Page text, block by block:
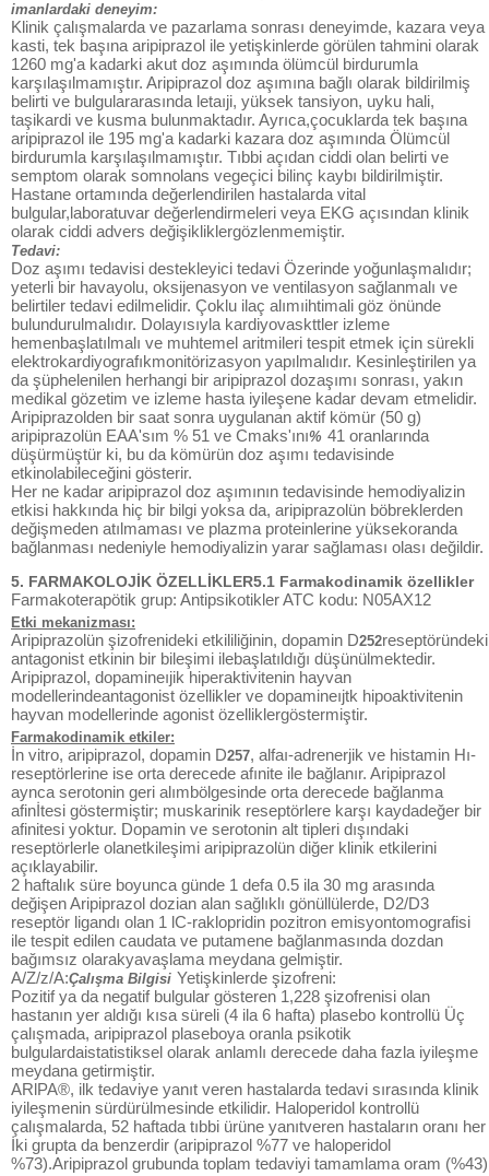
imanlardaki deneyim:
Klinik çalışmalarda ve pazarlama sonrası deneyimde, kazara veya
kasti, tek başına aripiprazol ile yetişkinlerde görülen tahmini olarak
1260 mg'a kadarki akut doz aşımında ölümcül birdurumla
karşılaşılmamıştır. Aripiprazol doz aşımına bağlı olarak bildirilmiş
belirti ve bulgulararasında letaıji, yüksek tansiyon, uyku hali,
taşikardi ve kusma bulunmaktadır. Ayrıca,çocuklarda tek başına
aripiprazol ile 195 mg'a kadarki kazara doz aşımında Ölümcül
birdurumla karşılaşılmamıştır. Tıbbi açıdan ciddi olan belirti ve
semptom olarak somnolans vegeçici bilinç kaybı bildirilmiştir.
Hastane ortamında değerlendirilen hastalarda vital
bulgular,laboratuvar değerlendirmeleri veya EKG açısından klinik
olarak ciddi advers değişikliklergözlenmemiştir.
Tedavi:
Doz aşımı tedavisi destekleyici tedavi Özerinde yoğunlaşmalıdır;
yeterli bir havayolu, oksijenasyon ve ventilasyon sağlanmalı ve
belirtiler tedavi edilmelidir. Çoklu ilaç alımıihtimali göz önünde
bulundurulmalıdır. Dolayısıyla kardiyovaskttler izleme
hemenbaşlatılmalı ve muhtemel aritmileri tespit etmek için sürekli
elektrokardiyografıkmonitörizasyon yapılmalıdır. Kesinleştirilen ya
da şüphelenilen herhangi bir aripiprazol dozaşımı sonrası, yakın
medikal gözetim ve izleme hasta iyileşene kadar devam etmelidir.
Aripiprazolden bir saat sonra uygulanan aktif kömür (50 g)
aripiprazolün EAA'sım % 51 ve Cmaks'ını% 41 oranlarında
düşürmüştür ki, bu da kömürün doz aşımı tedavisinde
etkinolabileceğini gösterir.
Her ne kadar aripiprazol doz aşımının tedavisinde hemodiyalizin
etkisi hakkında hiç bir bilgi yoksa da, aripiprazolün böbreklerden
değişmeden atılmaması ve plazma proteinlerine yüksekoranda
bağlanması nedeniyle hemodiyalizin yarar sağlaması olası değildir.
5. FARMAKOLOJİK ÖZELLİKLER5.1 Farmakodinamik özellikler
Farmakoterapötik grup: Antipsikotikler ATC kodu: N05AX12
Etki mekanizması:
Aripiprazolün şizofrenideki etkililiğinin, dopamin D252reseptöründeki
antagonist etkinin bir bileşimi ilebaşlatıldığı düşünülmektedir.
Aripiprazol, dopamineıjik hiperaktivitenin hayvan
modellerindeantagonist özellikler ve dopamineıjtk hipoaktivitenin
hayvan modellerinde agonist özelliklergöstermiştir.
Farmakodinamik etkiler:
İn vitro, aripiprazol, dopamin D257, alfaı-adrenerjik ve histamin Hı-
reseptörlerine ise orta derecede afınite ile bağlanır. Aripiprazol
aynca serotonin geri alımbölgesinde orta derecede bağlanma
afinİtesi göstermiştir; muskarinik reseptörlere karşı kaydadeğer bir
afinitesi yoktur. Dopamin ve serotonin alt tipleri dışındaki
reseptörlerle olanetkileşimi aripiprazolün diğer klinik etkilerini
açıklayabilir.
2 haftalık süre boyunca günde 1 defa 0.5 ila 30 mg arasında
değişen Aripiprazol dozian alan sağlıklı gönüllülerde, D2/D3
reseptör ligandı olan 1 lC-raklopridin pozitron emisyontomografisi
ile tespit edilen caudata ve putamene bağlanmasında dozdan
bağımsız olarakyavaşlama meydana gelmiştir.
A/Z/z/A:Çalışma Bilgisi Yetişkinlerde şizofreni:
Pozitif ya da negatif bulgular gösteren 1,228 şizofrenisi olan
hastanın yer aldığı kısa süreli (4 ila 6 hafta) plasebo kontrollü Üç
çalışmada, aripiprazol plaseboya oranla psikotik
bulgulardaistatistiksel olarak anlamlı derecede daha fazla iyileşme
meydana getirmiştir.
ARlPA®, ilk tedaviye yanıt veren hastalarda tedavi sırasında klinik
iyileşmenin sürdürülmesinde etkilidir. Haloperidol kontrollü
çalışmalarda, 52 haftada tıbbi ürüne yanıtveren hastaların oranı her
İki grupta da benzerdir (aripiprazol %77 ve haloperidol
%73).Aripiprazol grubunda toplam tedaviyi tamamlama oram (%43)